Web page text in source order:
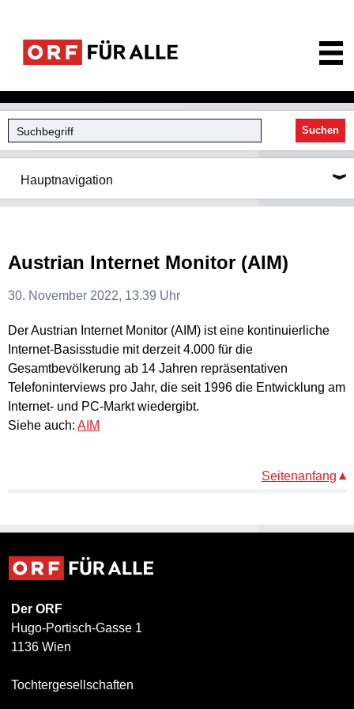
Suchen
Hauptnavigation
Austrian Internet Monitor (AIM)
30. November 2022, 13.39 Uhr
Der Austrian Internet Monitor (AIM) ist eine kontinuierliche
Internet-Basisstudie mit derzeit 4.000 für die
Gesamtbevölkerung ab 14 Jahren repräsentativen
Telefoninterviews pro Jahr, die seit 1996 die Entwicklung am
Internet- und PC-Markt wiedergibt.
Siehe auch: AIM
Seitenanfang
Der ORF
Hugo-Portisch-Gasse 1
1136 Wien
Tochtergesellschaften